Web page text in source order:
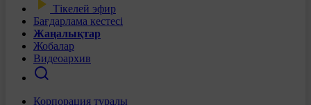
Тікелей эфир
Бағдарлама кестесі
Жаңалықтар
Жобалар
Видеоархив
Корпорация туралы